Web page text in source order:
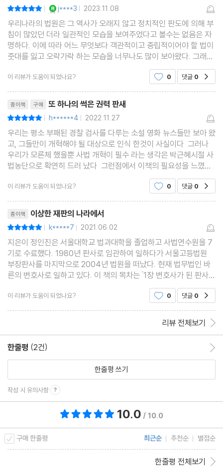
5장 우리 사법의 풍경
검찰 개혁은 왜 어려운가1
검찰 개혁은 왜 어려운가2
“검사님, 앉으세요.”
사법 개혁, 어디까지 왔나
대법원장의 거짓말
광화문 태극기 집회는 허용되어야 했나
우리에겐 왜 긴즈버그가 없냐고?
헌법재판관의 자질
당신의 피눈물을 무겁게 아는 _변호사 고르기
소송 의뢰에서 보수 지급까지 _변호사 사용법
내가 아는 노무현
정귀호 선생을 그리며
| j****3 | 2023.11.08
우리나라의 법원은 그 역사가 오래지 않고 정치적인 판도에 의해 부
침이 많았던 더라 일관적인 모습을 보여주었다고 볼수는 없음은 자
명하다. 이에 따라 어느 무엇보다 객관적이고 중립적이어야 할 법이
줏대를 잃고 오락가락 하는 모습을 너무나도 많이 보아왔다. 그래서
인지 국민들이 바라보는 사법체계에 대한 불신은 상당하다. 이 책은
그런 법감정을 가지고 있는 우리나라에 있어 법
이 리뷰가 도움이 되었나요? 0 댓글 0
종이책 구매 또 하나의 썩은 권력 판새
| h******4 | 2022.11.27
우리는 평소 부패된 경찰 검사를 다루는 소설 영화 뉴스들만 보아 왔
고, 그들만이 개혁해야 될 대상으로 인식 한것이 사실이다 그러나
우리가 모른체 했을뿐 사법 개혁이 필수 라는 생각은 박근혜시절 사
법농단으로 확연히 드러 났다 그런점에서 이책의 필요성을 느꼈고
잘 모르는 나조차 오랜 사법생활을 해온 저자의 경험과 생각과 의견
은 나의 판새들의 불신과 이어져 설득력이 있
이 리뷰가 도움이 되었나요? 0 댓글 0
종이책 이상한 재판의 나라에서
| k*****7 | 2021.06.02
지은이 정인진은 서울대학교 법과대학을 졸업하고 사법연수원을 7
기로 수료했다. 1980년 판사로 임관하여 일하다가 서울고등법원
부장판사를 마지막으로 2004년 법원을 떠났다. 현재 법무법인 바
른의 변호사로 일하고 있다. 이 책의 목차는 '1장 변호사가 된 판사,
2장 법을 채우는 상상력, 3장 누구를 위한 법인가?, 4장 사법 과잉
과 사법 불신, 5장 우리 사법의 풍경'으로 되어 있다.
이 리뷰가 도움이 되었나요? 0 댓글 0
리뷰 전체보기
한줄평 (2건)
한줄평 쓰기
작성 시 유의사항
10.0 / 10.0
구매 한줄평 최근순 추천순 별점순
한줄평 전체보기